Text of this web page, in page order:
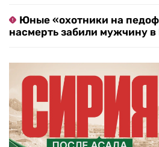
Юные «охотники на
насмерть забили мужчину в